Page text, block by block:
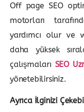
Off page SEO
motorları
yardımcı olur ve
daha yüksek
çalışmaları SEO
yönetebilirsiniz.
Ayrıca İlginizi